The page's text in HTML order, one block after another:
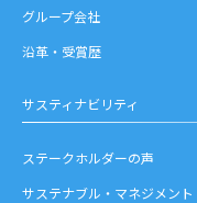
グループ会社
沿革・受賞歴
サスティナビリティ
ステークホルダーの声
サステナブル・マネジメント